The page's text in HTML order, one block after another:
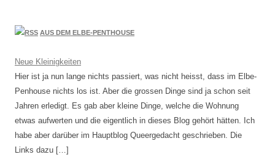
AUS DEM ELBE-PENTHOUSE
Neue Kleinigkeiten
Hier ist ja nun lange nichts passiert, was nicht heisst, dass im Elbe-
Penhouse nichts los ist. Aber die grossen Dinge sind ja schon seit
Jahren erledigt. Es gab aber kleine Dinge, welche die Wohnung
etwas aufwerten und die eigentlich in dieses Blog gehört hätten. Ich
habe aber darüber im Hauptblog Queergedacht geschrieben. Die
Links dazu […]